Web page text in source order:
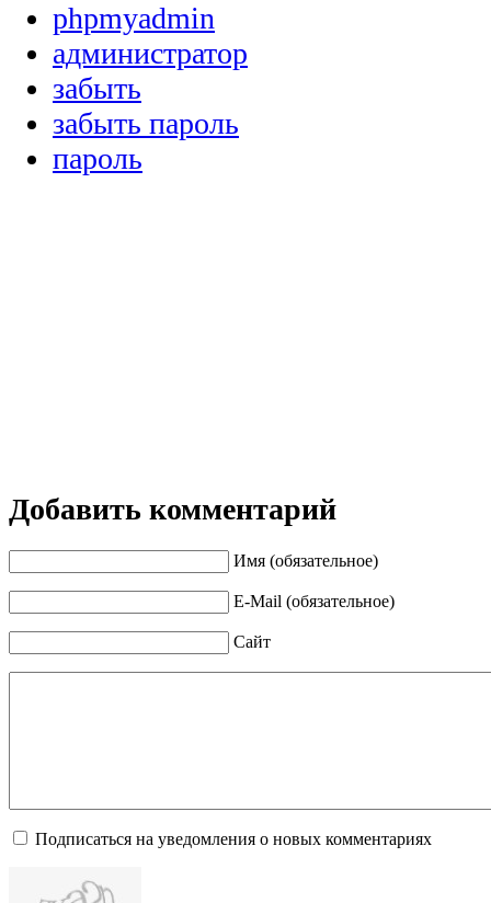
phpmyadmin
администратор
забыть
забыть пароль
пароль
Добавить комментарий
Имя (обязательное)
E-Mail (обязательное)
Сайт
Подписаться на уведомления о новых комментариях